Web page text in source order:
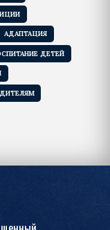
АДАПТАЦИЯ
ДЕТЕЙ